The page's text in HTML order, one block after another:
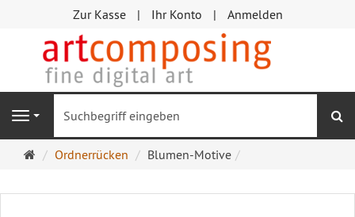
Zur Kasse Ihr Konto Anmelden
Navigation
Startseite
Ordnerrücken Blumen-Motive